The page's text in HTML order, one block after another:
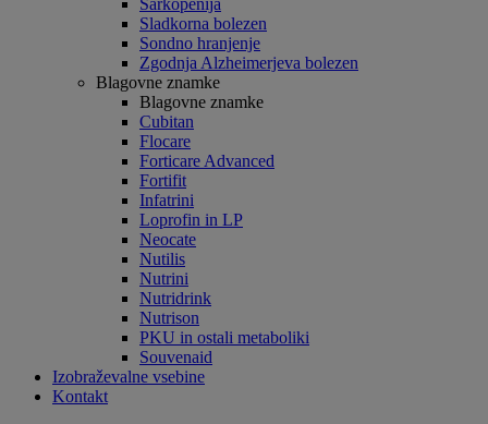
Sarkopenija
Sladkorna bolezen
Sondno hranjenje
Zgodnja Alzheimerjeva bolezen
Blagovne znamke
Blagovne znamke
Cubitan
Flocare
Forticare Advanced
Fortifit
Infatrini
Loprofin in LP
Neocate
Nutilis
Nutrini
Nutridrink
Nutrison
PKU in ostali metaboliki
Souvenaid
Izobraževalne vsebine
Kontakt